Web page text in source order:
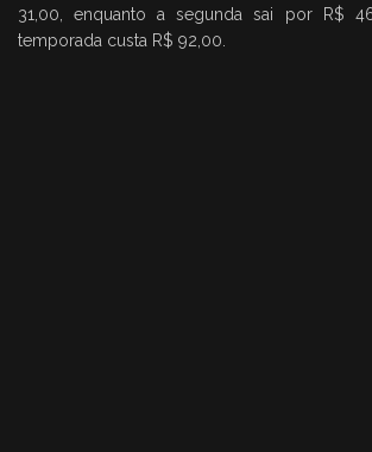
31,00, enquanto a segunda sai por R$
temporada custa R$ 92,00.